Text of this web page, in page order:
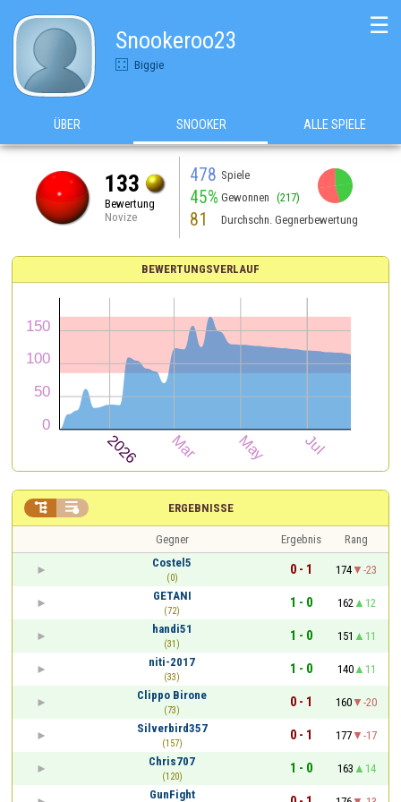
Snookeroo23
Biggie
☰
ÜBER SNOOKER ALLE SPIELE
133
Bewertung
Novize
478 Spiele
45% Gewonnen (217)
81 Durchschn. Gegnerbewertung
BEWERTUNGSVERLAUF
ERGEBNISSE
 
Gegner Ergebnis
Rang
Costel5
(0)
0 - 1 174
-23
GETANI
(72)
1 - 0 162
12
handi51
(31)
1 - 0 151
11
niti-2017
(33)
1 - 0 140
11
Clippo Birone
(73)
0 - 1 160
-20
Silverbird357
(157)
0 - 1 177
-17
Chris707
(120)
1 - 0 163
14
GunFight